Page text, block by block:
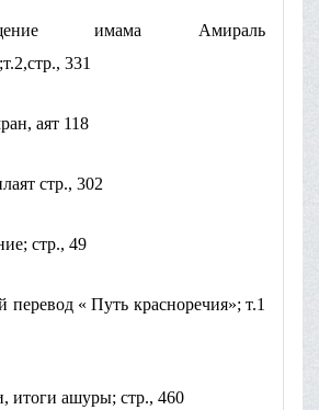
имама Амираль
331
аят 118
стр., 302
стр., 49
« Путь красноречия»; т.1
итоги ашуры; стр., 460